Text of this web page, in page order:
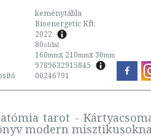
keménytábla
Bioenergetic Kft.
2022
80oldal
160mmx 210mmx 30mm
9789632915845
00246791
tarot -
modern